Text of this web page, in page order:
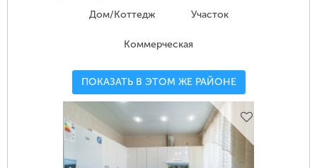
Дом/Коттедж Участок
Коммерческая
ПОКАЗАТЬ В ЭТОМ ЖЕ РАЙОНЕ